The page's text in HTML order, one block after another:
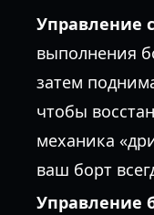
Управление
выполнения
затем
чтобы
механика
ваш борт
Управление